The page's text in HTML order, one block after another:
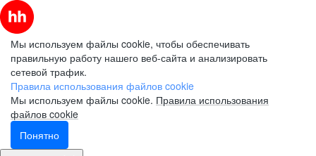
Мы используем файлы cookie, чтобы обеспечивать
правильную работу нашего веб-сайта и анализировать
сетевой трафик.
Правила использования файлов cookie
Мы используем файлы cookie. Правила использования
файлов cookie
Понятно